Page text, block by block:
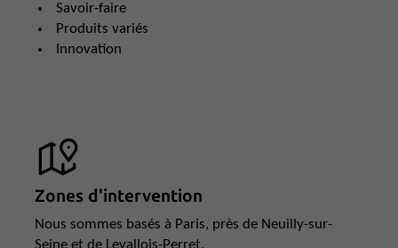
Savoir-faire
Produits variés
Innovation
Zones d'intervention
Nous sommes basés à Paris, près de Neuilly-sur-